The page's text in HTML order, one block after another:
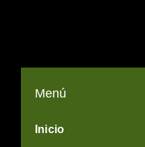
Menú
Inicio